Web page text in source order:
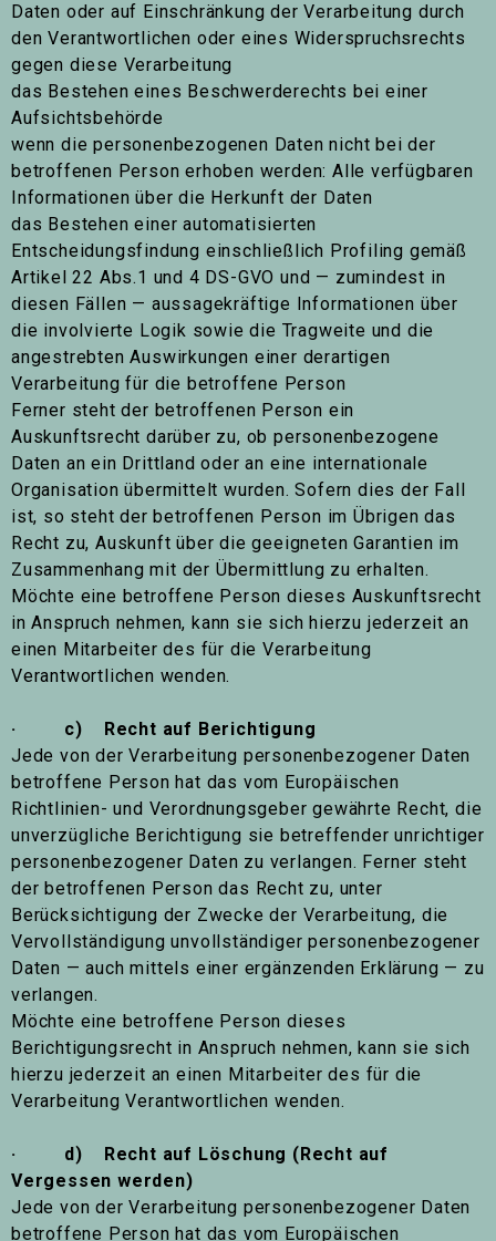
Daten oder auf Einschränkung der Verarbeitung durch
den Verantwortlichen oder eines Widerspruchsrechts
gegen diese Verarbeitung
das Bestehen eines Beschwerderechts bei einer
Aufsichtsbehörde
wenn die personenbezogenen Daten nicht bei der
betroffenen Person erhoben werden: Alle verfügbaren
Informationen über die Herkunft der Daten
das Bestehen einer automatisierten
Entscheidungsfindung einschließlich Profiling gemäß
Artikel 22 Abs.1 und 4 DS-GVO und — zumindest in
diesen Fällen — aussagekräftige Informationen über
die involvierte Logik sowie die Tragweite und die
angestrebten Auswirkungen einer derartigen
Verarbeitung für die betroffene Person
Ferner steht der betroffenen Person ein
Auskunftsrecht darüber zu, ob personenbezogene
Daten an ein Drittland oder an eine internationale
Organisation übermittelt wurden. Sofern dies der Fall
ist, so steht der betroffenen Person im Übrigen das
Recht zu, Auskunft über die geeigneten Garantien im
Zusammenhang mit der Übermittlung zu erhalten.
Möchte eine betroffene Person dieses Auskunftsrecht
in Anspruch nehmen, kann sie sich hierzu jederzeit an
einen Mitarbeiter des für die Verarbeitung
Verantwortlichen wenden.
· c) Recht auf Berichtigung
Jede von der Verarbeitung personenbezogener Daten
betroffene Person hat das vom Europäischen
Richtlinien- und Verordnungsgeber gewährte Recht, die
unverzügliche Berichtigung sie betreffender unrichtiger
personenbezogener Daten zu verlangen. Ferner steht
der betroffenen Person das Recht zu, unter
Berücksichtigung der Zwecke der Verarbeitung, die
Vervollständigung unvollständiger personenbezogener
Daten — auch mittels einer ergänzenden Erklärung — zu
verlangen.
Möchte eine betroffene Person dieses
Berichtigungsrecht in Anspruch nehmen, kann sie sich
hierzu jederzeit an einen Mitarbeiter des für die
Verarbeitung Verantwortlichen wenden.
· d) Recht auf Löschung (Recht auf
Vergessen werden)
Jede von der Verarbeitung personenbezogener Daten
betroffene Person hat das vom Europäischen